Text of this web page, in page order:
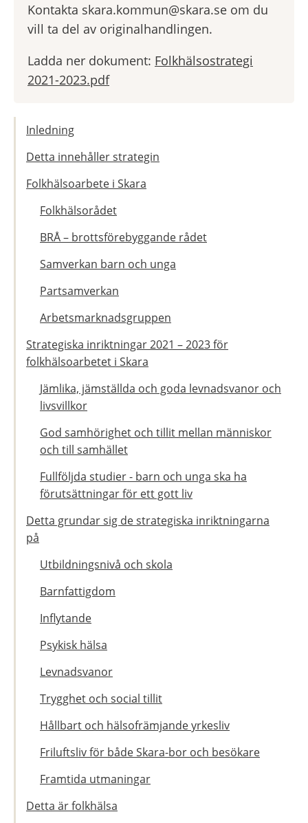
Kontakta skara.kommun@skara.se om du
vill ta del av originalhandlingen.
Ladda ner dokument: Folkhälsostrategi
2021-2023.pdf
Inledning
Detta innehåller strategin
Folkhälsoarbete i Skara
Folkhälsorådet
BRÅ – brottsförebyggande rådet
Samverkan barn och unga
Partsamverkan
Arbetsmarknadsgruppen
Strategiska inriktningar 2021 – 2023 för
folkhälsoarbetet i Skara
Jämlika, jämställda och goda levnadsvanor och
livsvillkor
God samhörighet och tillit mellan människor
och till samhället
Fullföljda studier - barn och unga ska ha
förutsättningar för ett gott liv
Detta grundar sig de strategiska inriktningarna
på
Utbildningsnivå och skola
Barnfattigdom
Inflytande
Psykisk hälsa
Levnadsvanor
Trygghet och social tillit
Hållbart och hälsofrämjande yrkesliv
Friluftsliv för både Skara-bor och besökare
Framtida utmaningar
Detta är folkhälsa